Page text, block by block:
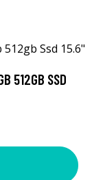
512GB SSD